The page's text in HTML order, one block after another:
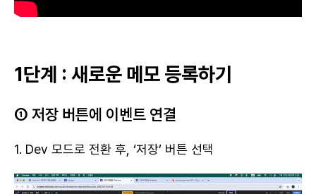
1단계 : 새로운 메모 등록하기
① 저장 버튼에 이벤트 연결
1. Dev 모드로 전환 후, ‘저장’ 버튼 선택